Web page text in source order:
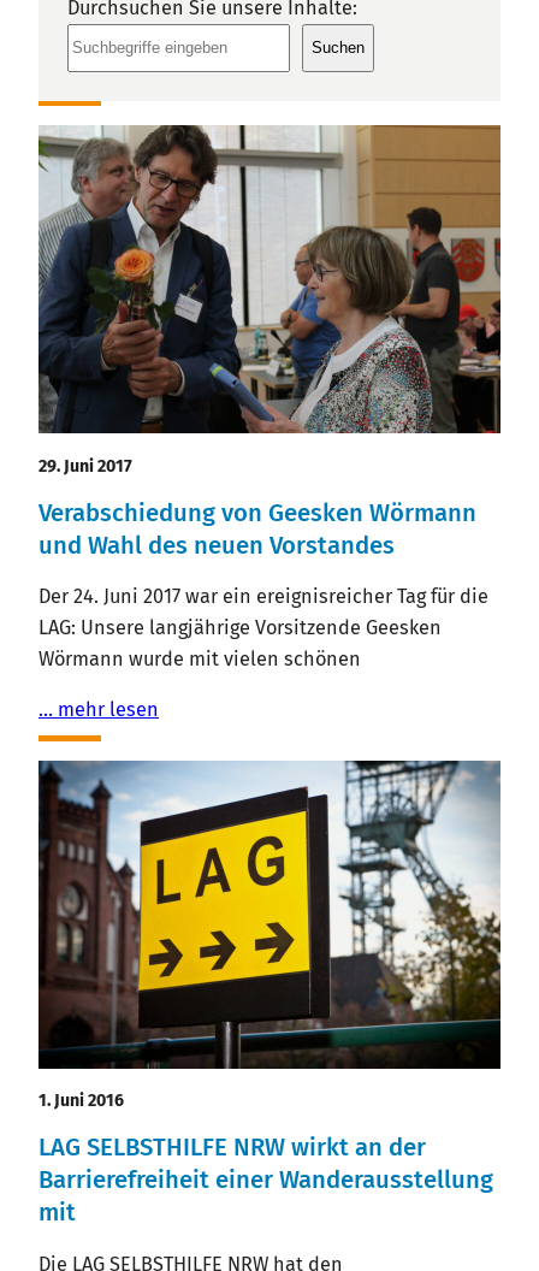
Stellenausschreibungen
Durchsuchen Sie unsere Inhalte:
Suchen
29. Juni 2017
Verabschiedung von Geesken Wörmann
und Wahl des neuen Vorstandes
Der 24. Juni 2017 war ein ereignisreicher Tag für die
LAG: Unsere langjährige Vorsitzende Geesken
Wörmann wurde mit vielen schönen
… mehr lesen
1. Juni 2016
LAG SELBSTHILFE NRW wirkt an der
Barrierefreiheit einer Wanderausstellung
mit
Die LAG SELBSTHILFE NRW hat den